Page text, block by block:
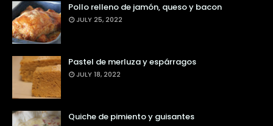
Pollo relleno de jamón, queso y bacon
JULY 25, 2022
Pastel de merluza y espárragos
JULY 18, 2022
Quiche de pimiento y guisantes